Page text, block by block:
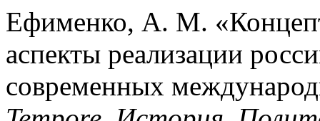
Ефименко, А. М.
аспекты реализации
современных